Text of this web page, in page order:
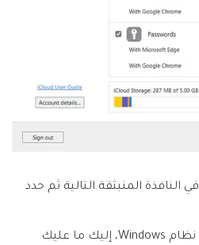
في النافذة المنبثقة التالية ثم حدد
للوصول إلى صور iCloud على نظام Windows، إليك ما عليك